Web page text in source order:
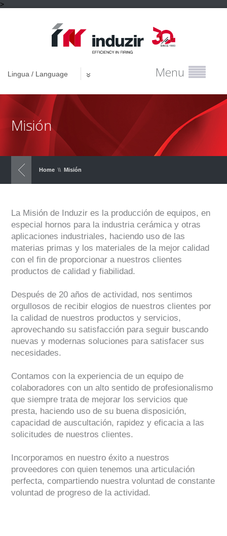
>
Lingua / Language Menu
Misión
Home \\ Misión
La Misión de Induzir es la producción de equipos, en
especial hornos para la industria cerámica y otras
aplicaciones industriales, haciendo uso de las
materias primas y los materiales de la mejor calidad
con el fin de proporcionar a nuestros clientes
productos de calidad y fiabilidad.
Después de 20 años de actividad, nos sentimos
orgullosos de recibir elogios de nuestros clientes por
la calidad de nuestros productos y servicios,
aprovechando su satisfacción para seguir buscando
nuevas y modernas soluciones para satisfacer sus
necesidades.
Contamos con la experiencia de un equipo de
colaboradores con un alto sentido de profesionalismo
que siempre trata de mejorar los servicios que
presta, haciendo uso de su buena disposición,
capacidad de auscultación, rapidez y eficacia a las
solicitudes de nuestros clientes.
Incorporamos en nuestro éxito a nuestros
proveedores con quien tenemos una articulación
perfecta, compartiendo nuestra voluntad de constante
voluntad de progreso de la actividad.